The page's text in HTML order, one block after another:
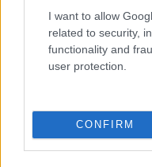
I want to allow
related to security,
functionality and
user protection.
CONFIRM
Paolo Pinna
Martina